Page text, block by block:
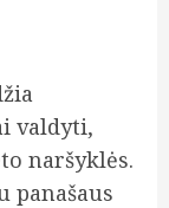
valdyti,
naršyklės.
panašaus